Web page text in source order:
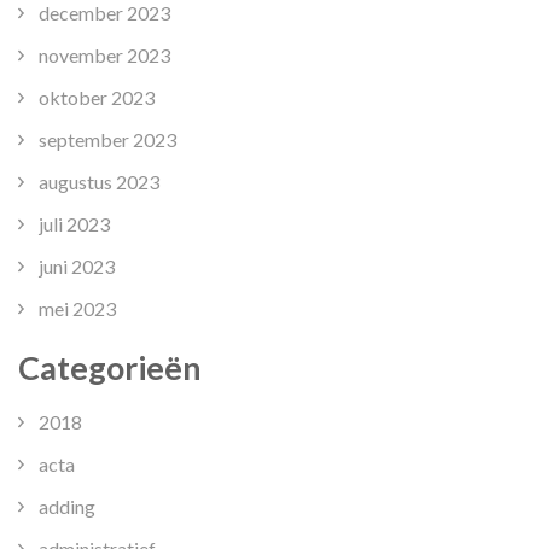
december 2023
november 2023
oktober 2023
september 2023
augustus 2023
juli 2023
juni 2023
mei 2023
Categorieën
2018
acta
adding